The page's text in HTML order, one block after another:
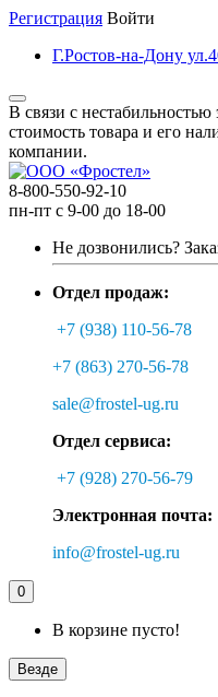
Регистрация Войти
Г.Ростов-на-Дону
В связи с
стоимость товара и его
компании.
8-800-550-92-10
пн-пт с 9-00 до 18-00
Не дозвонились?
Отдел продаж:
+7 (938) 110-56-78
+7 (863) 270-56-78
sale@frostel-ug.ru
Отдел сервиса:
+7 (928) 270-56-79
Электронная почта:
info@frostel-ug.ru
0
В корзине пусто!
Везде